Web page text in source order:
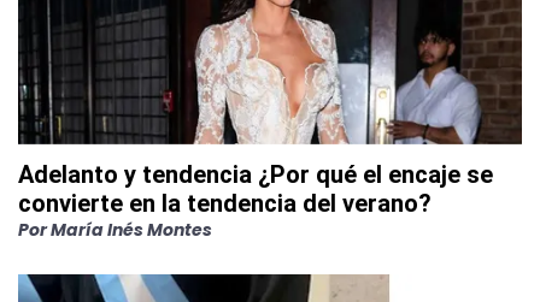
Adelanto y tendencia ¿Por qué el encaje se
convierte en la tendencia del verano?
PorMaría Inés Montes